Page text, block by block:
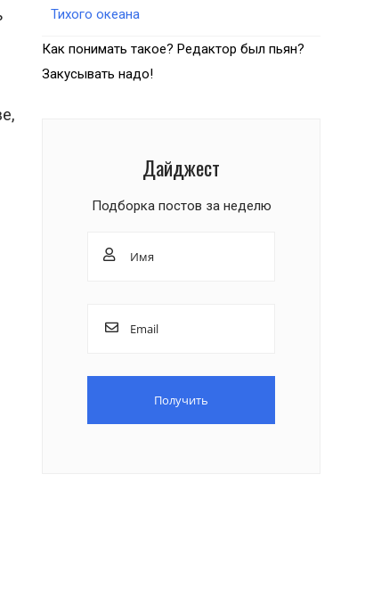
Тихого океана
Как понимать такое? Редактор был пьян?
Закусывать надо!
Дайджест
Подборка постов за неделю